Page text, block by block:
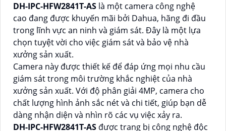
DH-IPC-HFW2841T-AS là một camera công nghệ
cao đang được khuyến mãi bởi Dahua, hãng đi đầu
trong lĩnh vực an ninh và giám sát. Đây là một lựa
chọn tuyệt vời cho việc giám sát và bảo vệ nhà
xưởng sản xuất.
Camera này được thiết kế để đáp ứng mọi nhu cầu
giám sát trong môi trường khắc nghiệt của nhà
xưởng sản xuất. Với độ phân giải 4MP, camera cho
chất lượng hình ảnh sắc nét và chi tiết, giúp bạn dễ
dàng nhận diện và nhìn rõ các vụ việc xảy ra.
DH-IPC-HFW2841T-AS được trang bị công nghệ độc